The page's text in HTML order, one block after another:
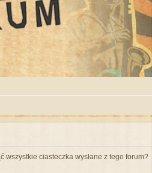
wszystkie ciasteczka wysłane z tego forum?